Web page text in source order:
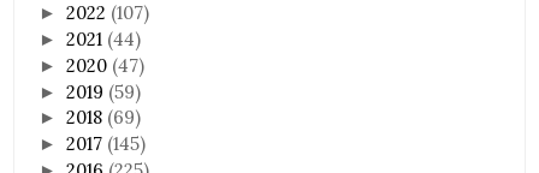
►2022 (107)
►2021 (44)
►2020 (47)
►2019 (59)
►2018 (69)
►2017 (145)